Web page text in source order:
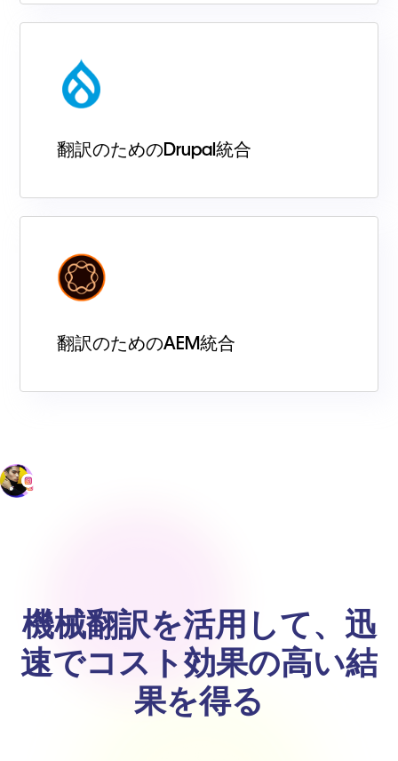
翻訳のためのDrupal統合
翻訳のためのAEM統合
機械翻訳を活用して、迅
速でコスト効果の高い結
果を得る